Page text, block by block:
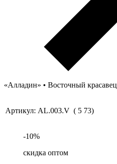
«Алладин» • Восточный красавец
Артикул: AL.003.V ( 5 73)
-10%
скидка оптом